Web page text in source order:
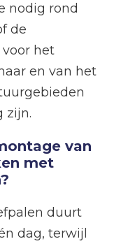
nodig rond
de
het
en van het
zijn.
van
met
duurt
dag, terwijl